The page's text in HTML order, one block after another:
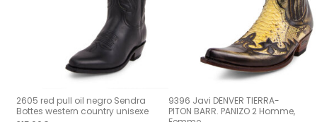
2605 red pull oil negro Sendra
Bottes western country unisexe
9396 Javi DENVER TIERRA-
PITON BARR. PANIZO 2 Homme,